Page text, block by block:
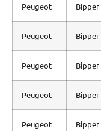
Peugeot Bipper
Peugeot Bipper
Peugeot Bipper
Peugeot Bipper
Peugeot Bipper